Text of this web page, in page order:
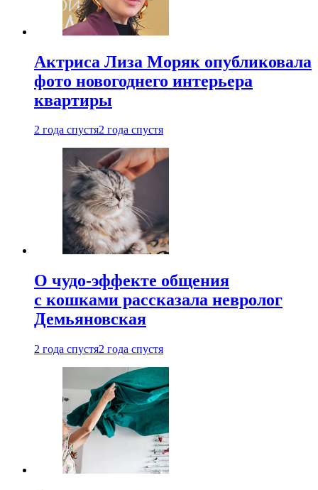
Актриса Лиза Моряк опубликовала
фото новогоднего интерьера
квартиры
2 года спустя2 года спустя
О чудо-эффекте общения
с кошками рассказала невролог
Демьяновская
2 года спустя2 года спустя